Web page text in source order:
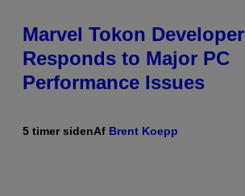
Marvel Tokon Developer
Responds to Major PC
Performance Issues
5 timer sidenAf Brent Koepp